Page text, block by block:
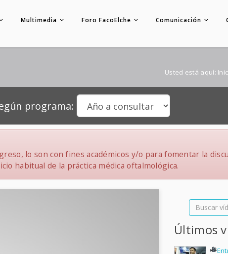
Multimedia Foro FacoElche Comunicación
Usted está aquí:
programa:
lo son con fines académicos y/o para fomentar la
habitual de la práctica médica oftalmológica.
Últimos